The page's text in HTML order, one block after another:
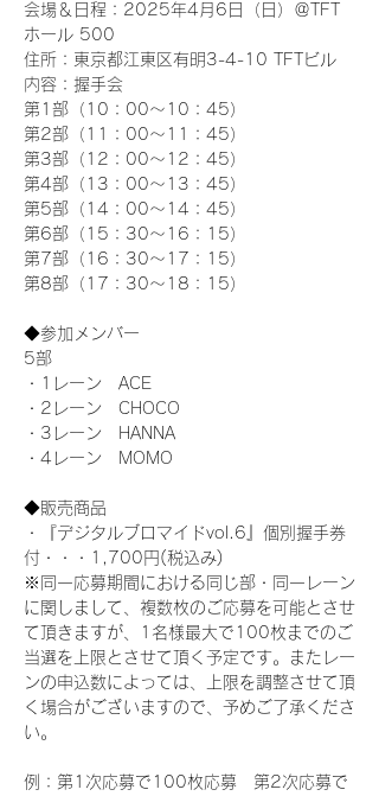
会場＆日程：2025年4月6日（日）＠TFT
ホール 500
住所：東京都江東区有明3-4-10 TFTビル
内容：握手会
第1部（10：00～10：45）
第2部（11：00～11：45）
第3部（12：00～12：45）
第4部（13：00～13：45）
第5部（14：00～14：45）
第6部（15：30～16：15）
第7部（16：30～17：15）
第8部（17：30～18：15）
◆参加メンバー
5部
・1レーン　ACE
・2レーン　CHOCO
・3レーン　HANNA
・4レーン　MOMO
◆販売商品
・『デジタルブロマイドvol.6』個別握手券
付・・・1,700円(税込み)
※同一応募期間における同じ部・同一レーン
に関しまして、複数枚のご応募を可能とさせ
て頂きますが、1名様最大で100枚までのご
当選を上限とさせて頂く予定です。またレー
ンの申込数によっては、上限を調整させて頂
く場合がございますので、予めご了承くださ
い。
例：第1次応募で100枚応募　第2次応募で